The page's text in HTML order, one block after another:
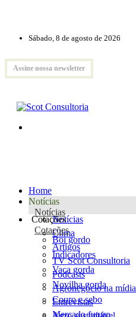
Sábado, 8 de agosto de 2026
Assine nossa newsletter
Home
Notícias
Notícias
Notícias
Clima
Artigos
TV Scot Consultoria
Podcasts
Agronegócio na mídia
Entrevistas
Cotações
Cotações
Boi gordo
Indicadores
Vaca gorda
Novilha gorda
Couro e sebo
Mercado futuro